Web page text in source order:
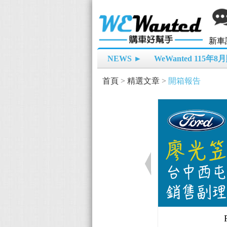
新車
NEWS ► WeWanted 115年8
首頁 > 精選文章 > 開箱報告